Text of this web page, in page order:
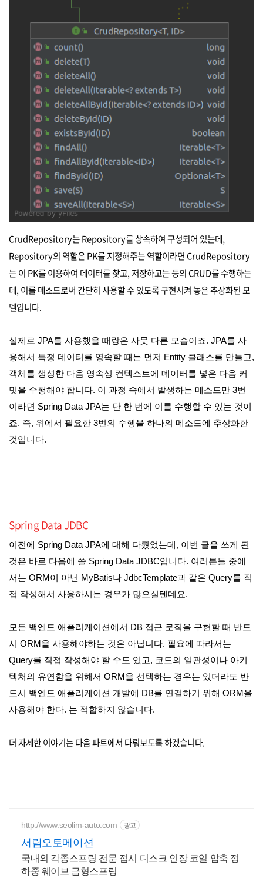
CrudRepository는 Repository를 상속하여 구성되어 있는데,
Repository의 역할은 PK를 지정해주는 역할이라면 CrudRepository
는 이 PK를 이용하여 데이터를 찾고, 저장하고는 등의 CRUD를 수행하는
데, 이를 메소드로써 간단히 사용할 수 있도록 구현시켜 놓은 추상화된 모
델입니다.
실제로 JPA를 사용했을 때랑은 사뭇 다른 모습이죠. JPA를 사
용해서 특정 데이터를 영속할 때는 먼저 Entity 클래스를 만들고,
객체를 생성한 다음 영속성 컨텍스트에 데이터를 넣은 다음 커
밋을 수행해야 합니다. 이 과정 속에서 발생하는 메소드만 3번
이라면 Spring Data JPA는 단 한 번에 이를 수행할 수 있는 것이
죠. 즉, 위에서 필요한 3번의 수행을 하나의 메소드에 추상화한
것입니다.
Spring Data JDBC
이전에 Spring Data JPA에 대해 다뤘었는데, 이번 글을 쓰게 된
것은 바로 다음에 쓸 Spring Data JDBC입니다. 여러분들 중에
서는 ORM이 아닌 MyBatis나 JdbcTemplate과 같은 Query를 직
접 작성해서 사용하시는 경우가 많으실텐데요.
모든 백엔드 애플리케이션에서 DB 접근 로직을 구현할 때 반드
시 ORM을 사용해야하는 것은 아닙니다. 필요에 따라서는
Query를 직접 작성해야 할 수도 있고, 코드의 일관성이나 아키
텍처의 유연함을 위해서 ORM을 선택하는 경우는 있더라도 반
드시 백엔드 애플리케이션 개발에 DB를 연결하기 위해 ORM을
사용해야 한다. 는 적합하지 않습니다.
더 자세한 이야기는 다음 파트에서 다뤄보도록 하겠습니다.
http://www.seolim-auto.com 광고
서림오토메이션
국내외 각종스프링 전문 접시 디스크 인장 코일 압축 정
하중 웨이브 금형스프링